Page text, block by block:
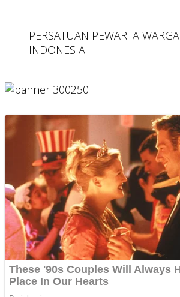
PERSATUAN PEWARTA WARGA
INDONESIA